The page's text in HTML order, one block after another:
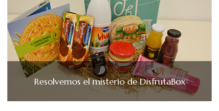
Resolvemos el misterio de DisfrutaBox